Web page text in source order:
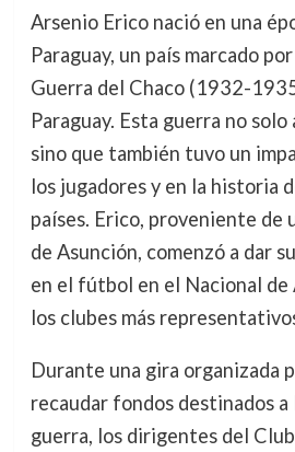
Arsenio Erico nació en una
Paraguay, un país marcado
Guerra del Chaco (1932-
Paraguay. Esta guerra no
sino que también tuvo un
los jugadores y en la historia
países. Erico, proveniente de
de Asunción, comenzó a dar
en el fútbol en el Nacional de
los clubes más
Durante una gira organizada
recaudar fondos destinados a
guerra, los dirigentes del